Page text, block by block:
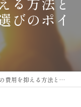
びのポイ
る方法と兵庫県三田市の探偵選びのポイント